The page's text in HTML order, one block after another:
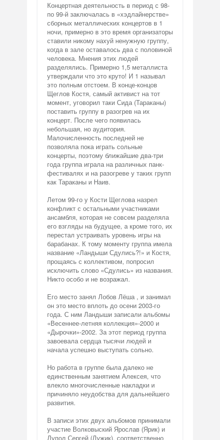
Концертная деятельность в период с 98-
по 99-й заключалась в «хэдлайнерстве»
сборных металлических концертов в 1
ночи, примерно в это время организаторы
ставили никому нахуй ненужную группу,
когда в зале оставалось два с половиной
человека. Мнения этих людей
разделялись. Примерно 1,5 металлиста
утверждали что это круто! И 1 называл
это полным отстоем. В конце-концов
Щеглов Костя, самый активист на тот
момент, уговорил таки Сида (Тараканы)
поставить группу в разогрев на их
концерт. После чего появилась
небольшая, но аудитория.
Малочисленность последней не
позволяла пока играть сольные
концерты, поэтому ближайшие два-три
года группа играла на различных панк-
фестивалях и на разогреве у таких групп
как Тараканы и Наив.
Летом 99-го у Кости Щеглова назрел
конфликт с остальными участниками
ансамбля, которая не совсем разделяла
его взгляды на будущее, а кроме того, их
перестал устраивать уровень игры на
барабанах. К тому моменту группа имела
название «Ландыши Сдулись?!» и Костя,
прощаясь с коллективом, попросил
исключить слово «Сдулись» из названия.
Никто особо и не возражал.
Его место занял Лобов Лёша , и занимал
он это место вплоть до осени 2003-го
года. С ним Ландыши записали альбомы
«Весеннее-летняя коллекция»-2000 и
«Дырочки»-2002. За этот период группа
завоевала сердца тысячи людей и
начала успешно выступать сольно.
Но работа в группе была далеко не
единственным занятием Алексея, что
влекло многочисленные накладки и
причиняло неудобства для дальнейшего
развития.
В записи этих двух альбомов принимали
участие Волковыский Ярослав (Ярик) и
Лупол Сергей (Лужик), соответственно